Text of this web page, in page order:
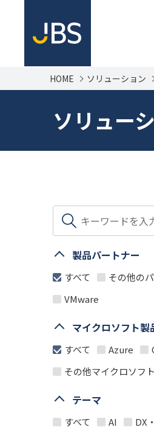
HOME ソリューション
ソリュー
製品パートナー
すべて その他の
VMware
マイクロソフト製
すべて Azure
その他マイクロソフ
テーマ
すべて AI DX